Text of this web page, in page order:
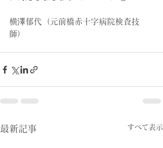
横澤郁代（元前橋赤十字病院検査技
師）
最新記事 すべて表示